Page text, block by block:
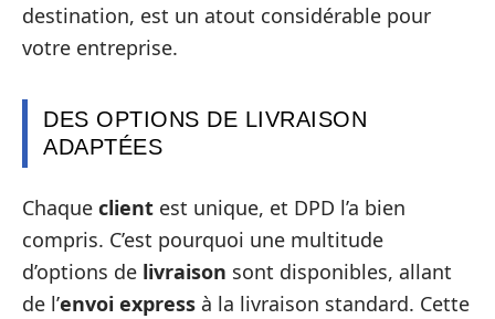
destination, est un atout considérable pour
votre entreprise.
DES OPTIONS DE LIVRAISON
ADAPTÉES
Chaque client est unique, et DPD l’a bien
compris. C’est pourquoi une multitude
d’options de livraison sont disponibles, allant
de l’envoi express à la livraison standard. Cette